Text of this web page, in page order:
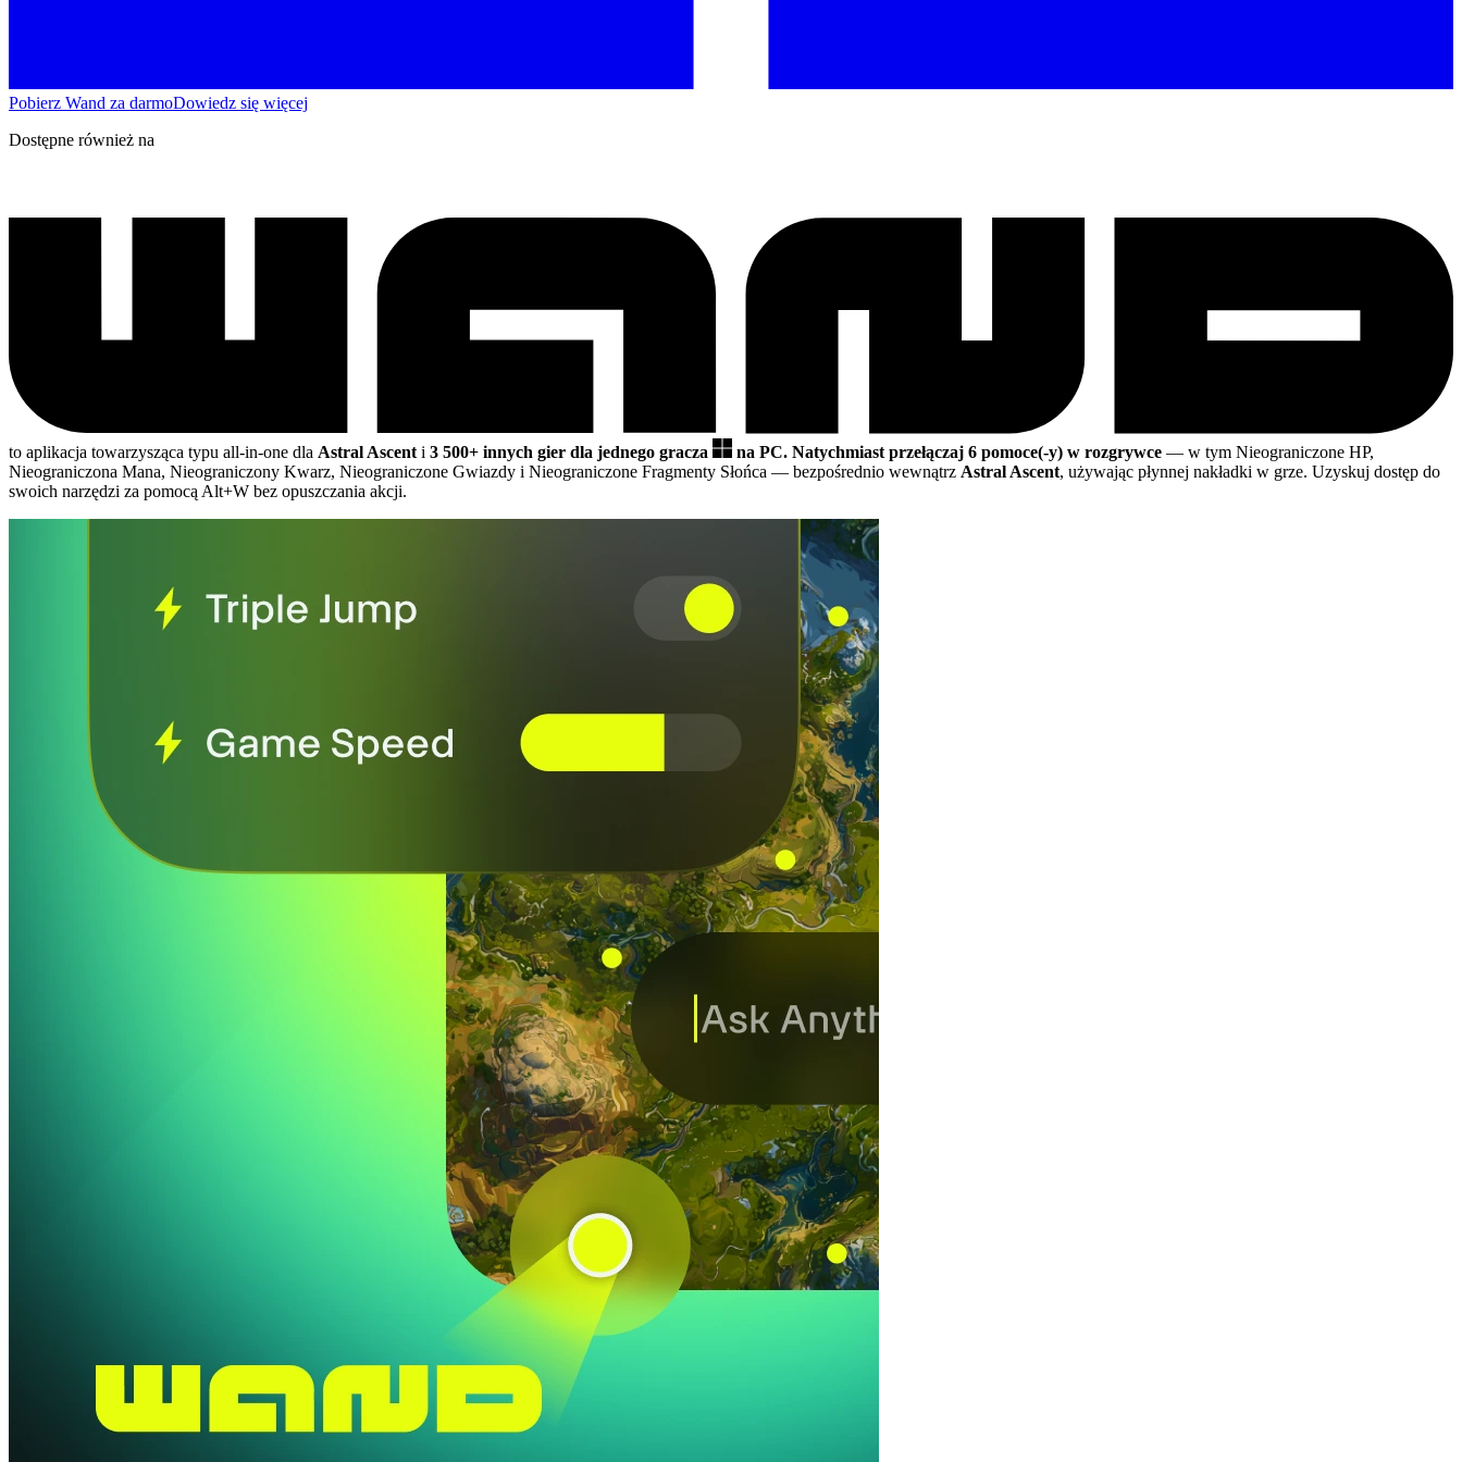
Pobierz Wand za darmoDowiedz się więcej
Dostępne również na
to aplikacja towarzysząca typu all-in-one dla Astral Ascent i 3 500+ innych gier dla jednego gracza na PC. Natychmiast przełączaj 6 pomoce(-y) w rozgrywce — w tym Nieograniczone HP,
Nieograniczona Mana, Nieograniczony Kwarz, Nieograniczone Gwiazdy i Nieograniczone Fragmenty Słońca — bezpośrednio wewnątrz Astral Ascent, używając płynnej nakładki w grze. Uzyskuj dostęp do
swoich narzędzi za pomocą Alt+W bez opuszczania akcji.